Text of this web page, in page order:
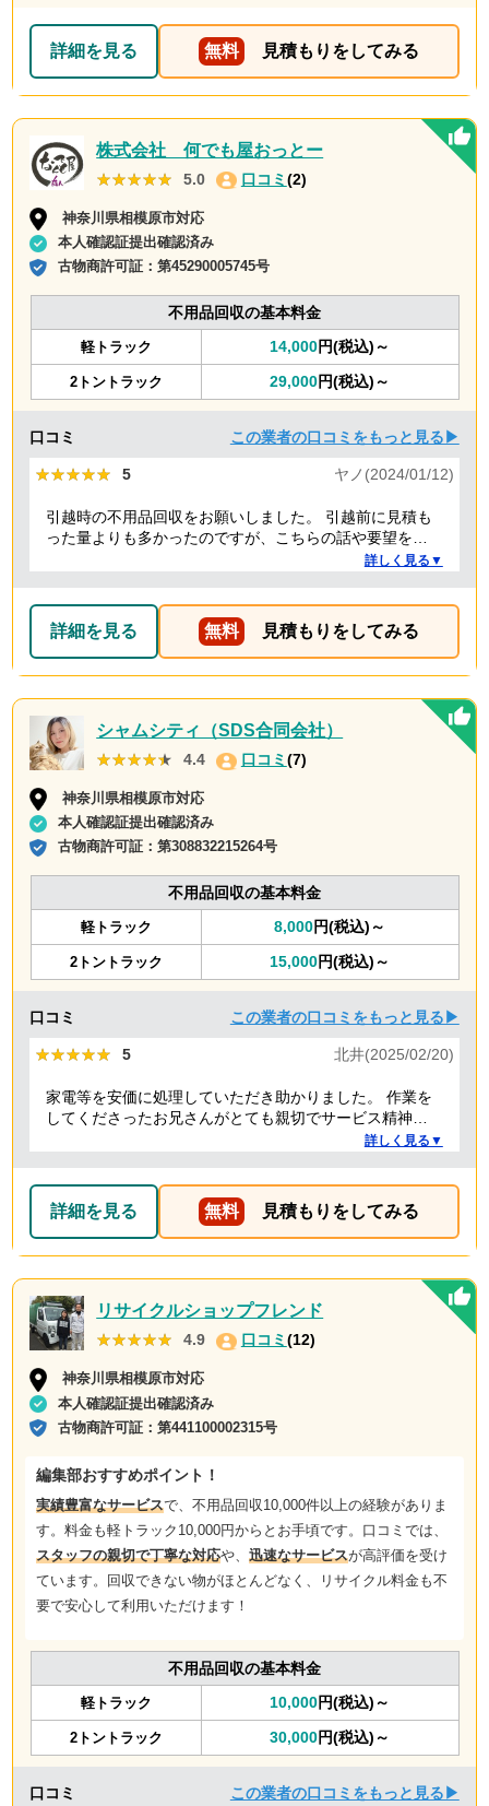
詳細を見る 無料 見積もりをしてみる
株式会社 何でも屋おっとー
★★★★★
★★★★★ 5.0 口コミ (2)
神奈川県相模原市対応
本人確認証提出確認済み
古物商許可証：第45290005745号
不用品回収の基本料金
軽トラック 14,000円(税込)～
2トントラック 29,000円(税込)～
口コミ この業者の口コミをもっと見る▶
★★★★★
★★★★★ 5 ヤノ(2024/01/12)
引越時の不用品回収をお願いしました。 引越前に見積も
った量よりも多かったのですが、こちらの話や要望を聞
いていただき、感謝しています。 また担当者も明るく、
かりました。 本当にありがとうございました。今後も頑
張ってください
詳しく見る▼
詳細を見る 無料 見積もりをしてみる
シャムシティ（SDS合同会社）
★★★★★
★★★★★ 4.4 口コミ(7)
神奈川県相模原市対応
本人確認証提出確認済み
古物商許可証：第308832215264号
不用品回収の基本料金
軽トラック 8,000円(税込)～
2トントラック 15,000円(税込)～
口コミ この業者の口コミをもっと見る▶
★★★★★
★★★★★ 5 北井(2025/02/20)
家電等を安価に処理していただき助かりました。 作業を
してくださったお兄さんがとても親切でサービス精神溢
詳しく見る▼
詳細を見る 無料 見積もりをしてみる
リサイクルショップフレンド
★★★★★
★★★★★ 4.9 口コミ(12)
神奈川県相模原市対応
本人確認証提出確認済み
古物商許可証：第441100002315号
編集部おすすめポイント！
実績豊富なサービスで、不用品回収10,000件以上の経験がありま
す。料金も軽トラック10,000円からとお手頃です。口コミでは、
スタッフの親切で丁寧な対応や、 迅速なサービスが高評価を受け
ています。回収できない物がほとんどなく、リサイクル料金も不
要で安心して利用いただけます！
不用品回収の基本料金
軽トラック 10,000円(税込)～
2トントラック 30,000円(税込)～
口コミ この業者の口コミをもっと見る▶